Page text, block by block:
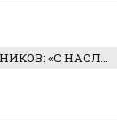
ГЛУХОЙ АКТЕР АЛЕКСАНДР СИДЕЛЬНИКОВ: «С НАСЛАЖДЕНИЕМ ИГРАЛ ОТРИЦАТЕЛЬНОГО ГЕРОЯ!»